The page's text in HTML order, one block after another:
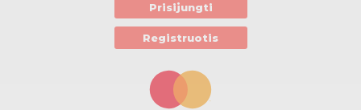
Prisijungti
Registruotis